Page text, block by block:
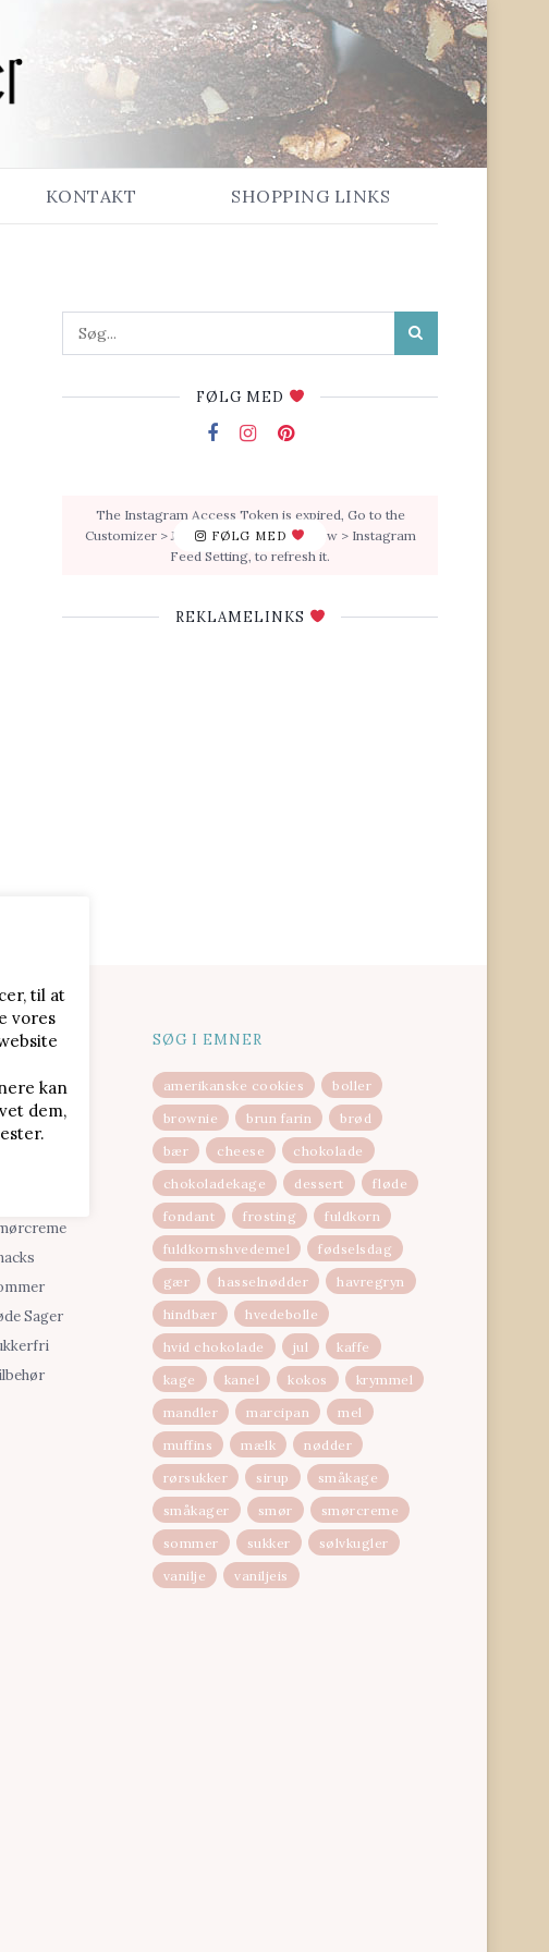
KONTAKT SHOPPING LINKS
FØLG MED
FØLG MED
The Instagram Access Token is expired, Go to the
Customizer > JNews : Social, Like & View > Instagram
Feed Setting, to refresh it.
REKLAMELINKS
Sager
SØG I EMNER
amerikanske cookies
boller
brownie
brun farin
brød
bær
cheese
chokolade
chokoladekage
dessert
fløde
fondant
frosting
fuldkorn
fuldkornshvedemel
fødselsdag
gær
hasselnødder
havregryn
hindbær
hvedebolle
hvid chokolade
jul
kaffe
kage
kanel kokos
krymmel
mandler
marcipan
mel
muffins
mælk
nødder
rørsukker
sirup
småkage
småkager
smør
smørcreme
sommer
sukker
sølvkugler
vanilje
vaniljeis
til at
vores
kan
dem,